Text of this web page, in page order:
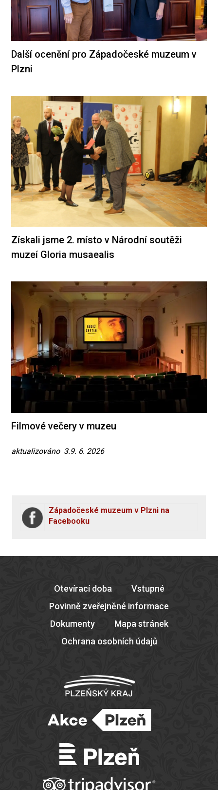
Další ocenění pro Západočeské muzeum v
Plzni
Získali jsme 2. místo v Národní soutěži
muzeí Gloria musaealis
Filmové večery v muzeu
aktualizováno 3.9. 6. 2026
Západočeské muzeum v Plzni na
Facebooku
Otevírací doba
Vstupné
Povinně zveřejněné informace
Dokumenty
Mapa stránek
Ochrana osobních údajů